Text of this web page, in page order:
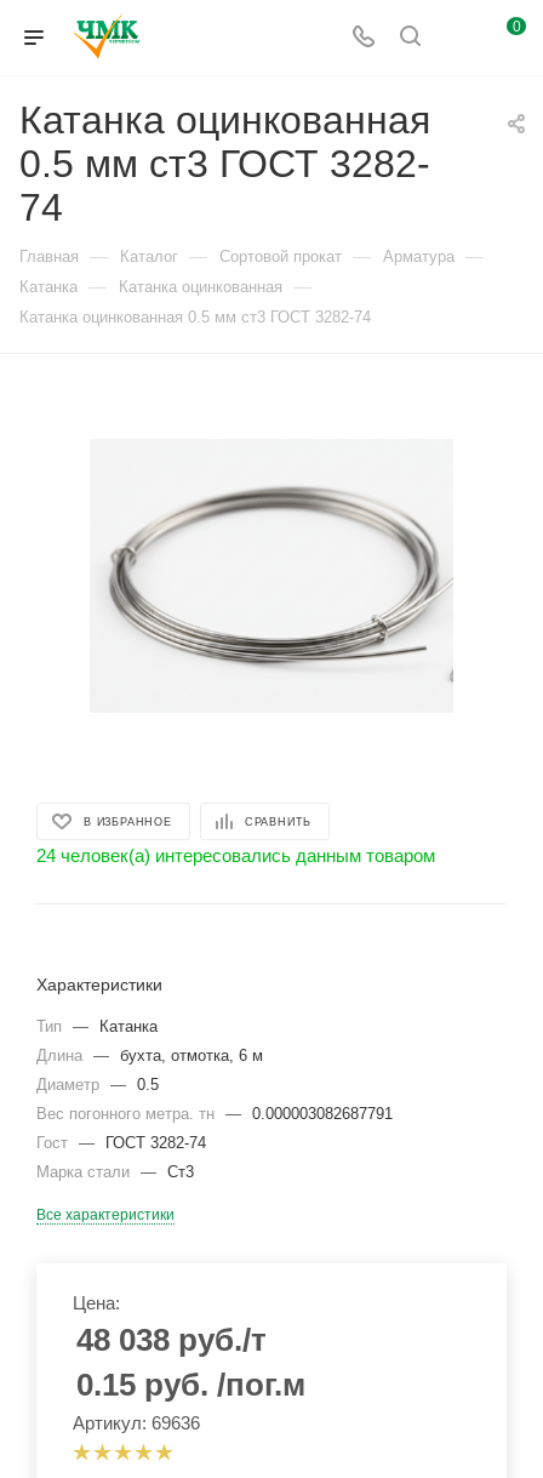
0
Катанка оцинкованная
0.5 мм ст3 ГОСТ 3282-
74
Главная — Каталог — Сортовой прокат — Арматура —
Катанка — Катанка оцинкованная —
Катанка оцинкованная 0.5 мм ст3 ГОСТ 3282-74
В ИЗБРАННОЕ СРАВНИТЬ
24 человек(а) интересовались данным товаром
Характеристики
Тип —
Катанка
Длина — бухта, отмотка, 6 м
Диаметр — 0.5
Вес погонного метра. тн — 0.000003082687791
Гост —
ГОСТ 3282-74
Марка стали — Ст3
Все характеристики
Цена:
48 038 руб./т
0.15 руб. /пог.м
Артикул: 69636